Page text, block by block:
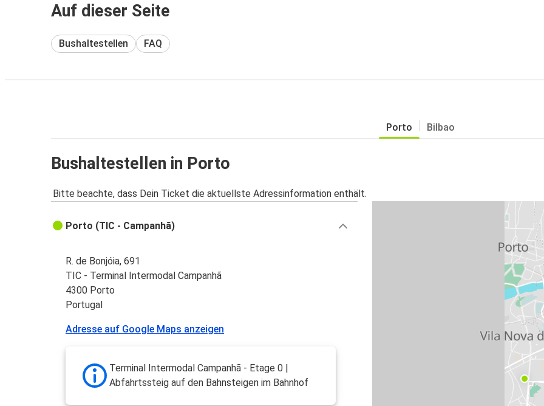
Auf dieser Seite
Bushaltestellen FAQ
Porto Bilbao
Bushaltestellen in Porto
Bitte beachte, dass Dein Ticket die aktuellste Adressinformation enthält.
Porto (TIC - Campanhã)
R. de Bonjóia, 691
TIC - Terminal Intermodal Campanhã
4300 Porto
Portugal
Adresse auf Google Maps anzeigen
Terminal Intermodal Campanhã - Etage 0 |
Abfahrtssteig auf den Bahnsteigen im Bahnhof